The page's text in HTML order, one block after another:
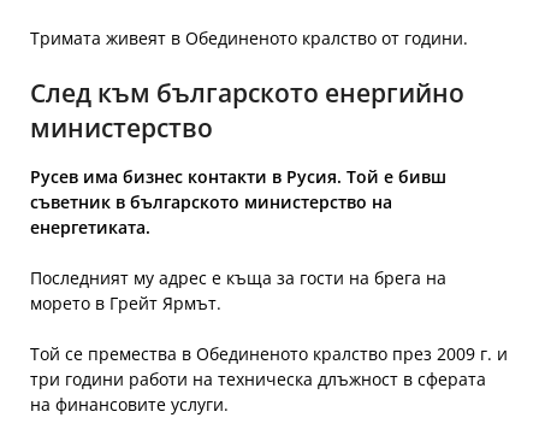
Тримата живеят в Обединеното кралство от години.
След към българското енергийно
министерство
Русев има бизнес контакти в Русия. Toй е бивш
съветник в българското министерство на
енергетиката.
Последният му адрес е къща за гости на брега на
морето в Грейт Ярмът.
Той се премества в Обединеното кралство през 2009 г. и
три години работи на техническа длъжност в сферата
на финансовите услуги.